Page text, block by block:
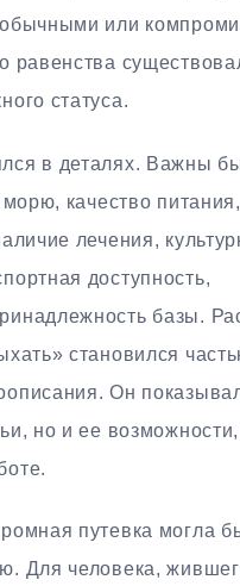
обычными или
равенства
статуса.
в деталях. Важны
морю, качество
лечения,
доступность,
базы.
становился
Он
но и ее возможности,
путевка могла
Для человека,